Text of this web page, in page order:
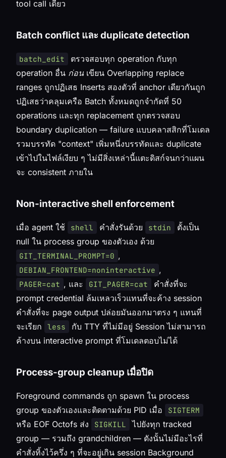
tool call เดียว
Batch conflict และ duplicate detection
batch_edit
ตรวจสอบทุก operation กับทุก
operation อื่น ก่อน เขียน Overlapping replace
ranges ถูกปฏิเสธ Inserts สองตัวที่ anchor เดียวกันถูก
ปฏิเสธว่าคลุมเครือ Batch ทั้งหมดถูกจำกัดที่ 50
operations และทุก replacement ถูกตรวจสอบ
boundary duplication — failure แบบคลาสสิกที่โมเดล
รวมบรรทัด "context" เพิ่มหนึ่งบรรทัดและ duplicate
เข้าไปในไฟล์เงียบ ๆ ไม่มีสิ่งเหล่านี้แตะดิสก์จนกว่าแผน
จะ consistent ภายใน
Non-interactive shell enforcement
เมื่อ agent ใช้ shell คำสั่งรันด้วย stdin
ตั้งเป็น
null ใน process group ของตัวเอง ด้วย
GIT_TERMINAL_PROMPT=0 ,
DEBIAN_FRONTEND=noninteractive ,
PAGER=cat , และ GIT_PAGER=cat
คำสั่งที่จะ
prompt credential ล้มเหลวเร็วแทนที่จะค้าง session
คำสั่งที่จะ page output ปล่อยมันออกมาตรง ๆ แทนที่
จะเรียก
less
กับ TTY ที่ไม่มีอยู่ Session ไม่สามารถ
ค้างบน interactive prompt ที่โมเดลตอบไม่ได้
Process-group cleanup เมื่อปิด
Foreground commands ถูก spawn ใน process
group ของตัวเองและติดตามด้วย PID เมื่อ
SIGTERM
หรือ EOF Octofs ส่ง SIGKILL
ไปยังทุก tracked
group — รวมถึง grandchildren — ดังนั้นไม่มีอะไรที่
คำสั่งทิ้งไว้ครึ่ง ๆ ที่จะอยู่เกิน session Background